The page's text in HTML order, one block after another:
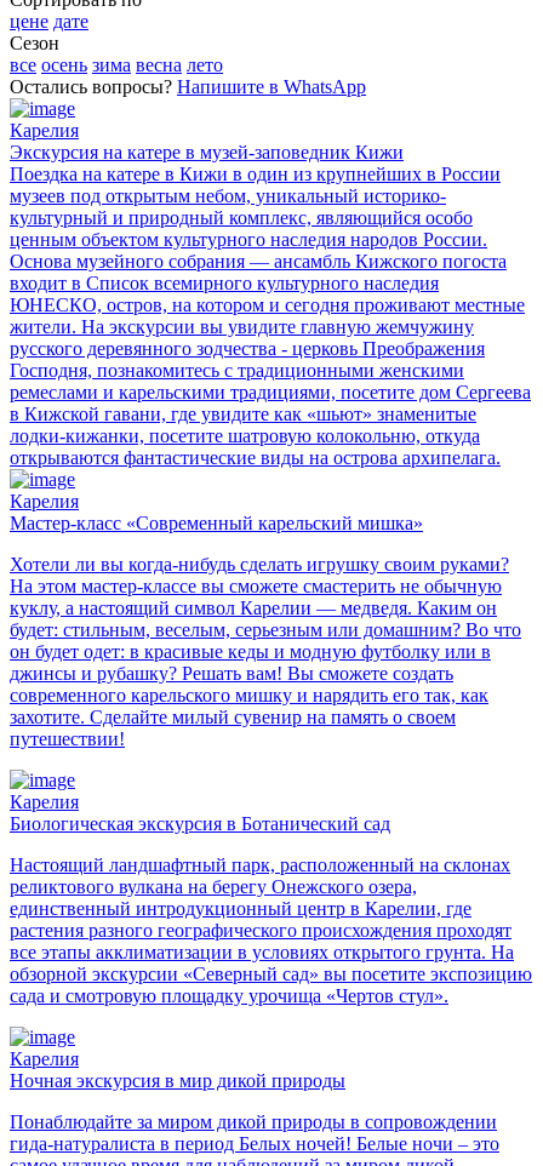
цене дате
Сезон
все осень зима весна лето
Остались вопросы? Напишите в WhatsApp
Карелия
Экскурсия на катере в музей-заповедник Кижи
Поездка на катере в Кижи в один из крупнейших в России
музеев под открытым небом, уникальный историко-
культурный и природный комплекс, являющийся особо
ценным объектом культурного наследия народов России.
Основа музейного собрания — ансамбль Кижского погоста
входит в Список всемирного культурного наследия
ЮНЕСКО, остров, на котором и сегодня проживают местные
жители. На экскурсии вы увидите главную жемчужину
русского деревянного зодчества - церковь Преображения
Господня, познакомитесь с традиционными женскими
ремеслами и карельскими традициями, посетите дом Сергеева
в Кижской гавани, где увидите как «шьют» знаменитые
лодки-кижанки, посетите шатровую колокольню, откуда
открываются фантастические виды на острова архипелага.
Карелия
Мастер-класс «Современный карельский мишка»
Хотели ли вы когда-нибудь сделать игрушку своим руками?
На этом мастер-классе вы сможете смастерить не обычную
куклу, а настоящий символ Карелии — медведя. Каким он
будет: стильным, веселым, серьезным или домашним? Во что
он будет одет: в красивые кеды и модную футболку или в
джинсы и рубашку? Решать вам! Вы сможете создать
современного карельского мишку и нарядить его так, как
захотите. Сделайте милый сувенир на память о своем
путешествии!
Карелия
Биологическая экскурсия в Ботанический сад
Настоящий ландшафтный парк, расположенный на склонах
реликтового вулкана на берегу Онежского озера,
единственный интродукционный центр в Карелии, где
растения разного географического происхождения проходят
все этапы акклиматизации в условиях открытого грунта. На
обзорной экскурсии «Северный сад» вы посетите экспозицию
сада и смотровую площадку урочища «Чертов стул».
Карелия
Ночная экскурсия в мир дикой природы
Понаблюдайте за миром дикой природы в сопровождении
гида-натуралиста в период Белых ночей! Белые ночи – это